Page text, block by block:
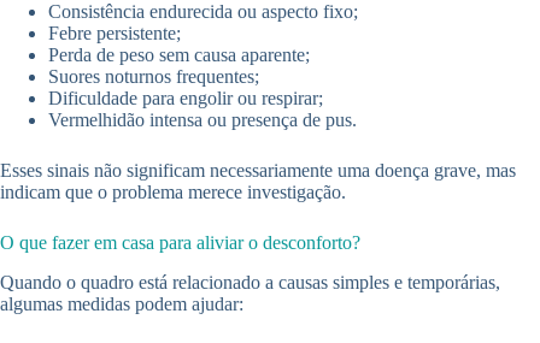
Consistência endurecida ou aspecto fixo;
Febre persistente;
Perda de peso sem causa aparente;
Suores noturnos frequentes;
Dificuldade para engolir ou respirar;
Vermelhidão intensa ou presença de pus.
Esses sinais não significam necessariamente uma doença grave, mas
indicam que o problema merece investigação.
O que fazer em casa para aliviar o desconforto?
Quando o quadro está relacionado a causas simples e temporárias,
algumas medidas podem ajudar: